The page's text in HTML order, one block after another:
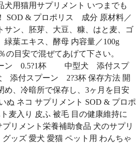
犬用猫用サプリメント いつまでも
SOD & プロポリス 成分 原材料／
サン、胚芽、大豆、糠、はと麦、ゴ
緑葉エキス、酵母 内容量／100g
の目安で混ぜてあげて下さい。
ン 0.5?1杯 中型犬 添付スプ
付スプーン 2?3杯 保存方法 開
め、冷暗所で保存し、3ヶ月を目安
ぬ ネコ サプリメント SOD & プロポ
麦入り 皮ふ 被毛 目の健康維持に
リメント栄養補助食品 犬のサプリ
グッズ 愛犬 愛猫 ペット用 わんちゃ